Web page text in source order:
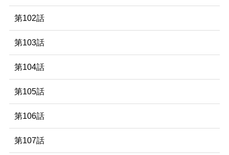
第102話
第103話
第104話
第105話
第106話
第107話